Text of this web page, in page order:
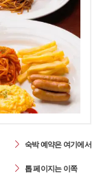
숙박 예약은 여기에서
톱 페이지는 이쪽